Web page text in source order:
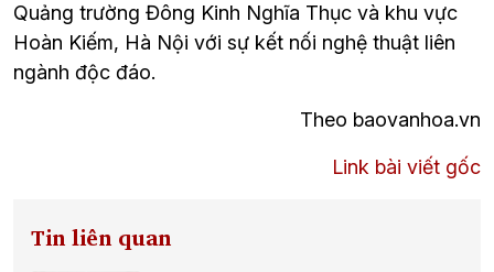
Quảng trường Đông Kinh Nghĩa Thục và khu vực
Hoàn Kiếm, Hà Nội với sự kết nối nghệ thuật liên
ngành độc đáo.
Theo baovanhoa.vn
Link bài viết gốc
Tin liên quan